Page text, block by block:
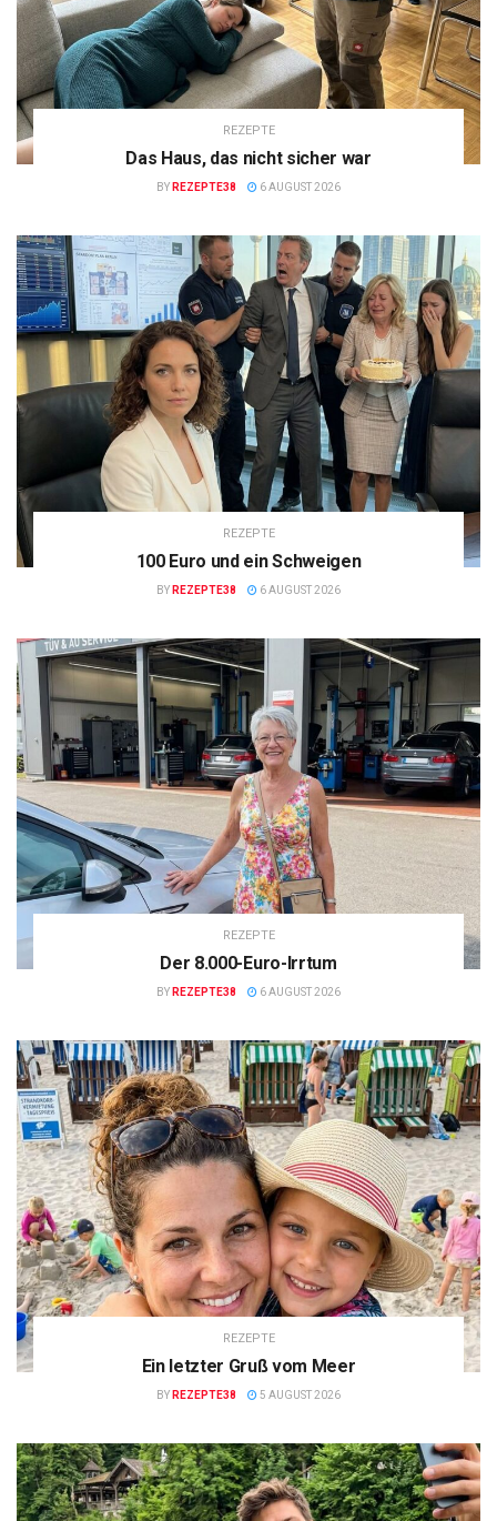
REZEPTE
Das Haus, das nicht sicher war
BY REZEPTE38 6 AUGUST 2026
REZEPTE
100 Euro und ein Schweigen
BY REZEPTE38 6 AUGUST 2026
REZEPTE
Der 8.000-Euro-Irrtum
BY REZEPTE38 6 AUGUST 2026
REZEPTE
Ein letzter Gruß vom Meer
BY REZEPTE38 5 AUGUST 2026